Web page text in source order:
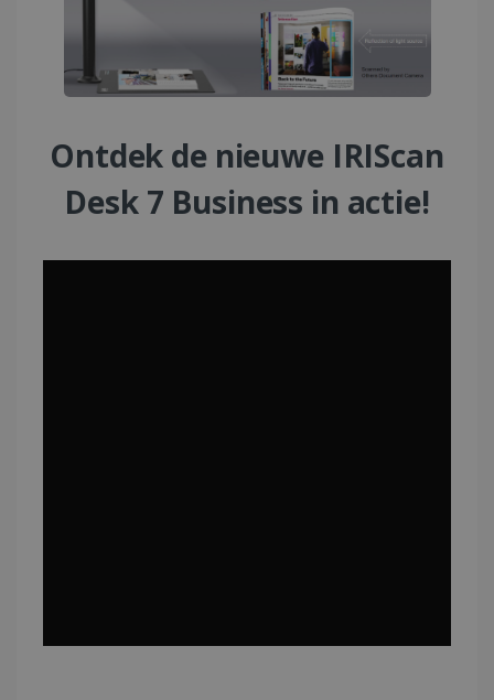
Ontdek de nieuwe IRIScan
Desk 7 Business in actie!